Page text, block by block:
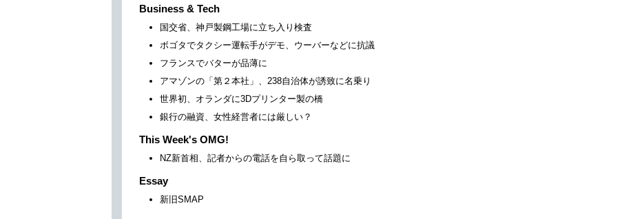
Business & Tech
国交省、神戸製鋼工場に立ち入り検査
ボゴタでタクシー運転手がデモ、ウーバーなどに抗議
フランスでバターが品薄に
アマゾンの「第２本社」、238自治体が誘致に名乗り
世界初、オランダに3Dプリンター製の橋
銀行の融資、女性経営者には厳しい？
This Week's OMG!
NZ新首相、記者からの電話を自ら取って話題に
Essay
新旧SMAP